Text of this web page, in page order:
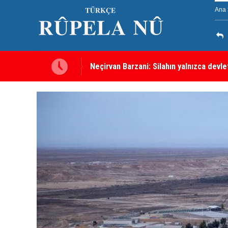
Ana
Neçirvan Barzani: Silahın yalnızca
Kürdistan Hükümeti'nden Kor Mor